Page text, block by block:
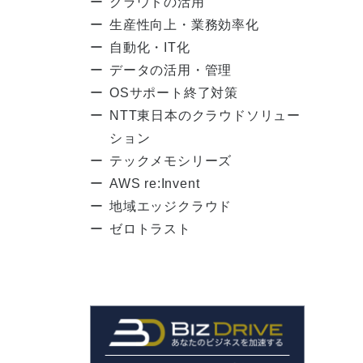
生産性向上・業務効率化
自動化・IT化
データの活用・管理
OSサポート終了対策
NTT東日本のクラウドソリュー
ション
テックメモシリーズ
AWS re:Invent
地域エッジクラウド
ゼロトラスト